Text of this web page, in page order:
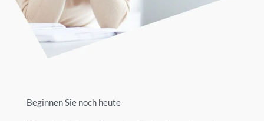
Beginnen Sie noch heute